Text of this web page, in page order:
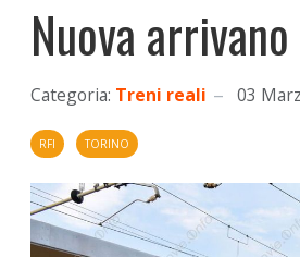
Nuova
Categoria: Treni reali 03
RFI TORINO